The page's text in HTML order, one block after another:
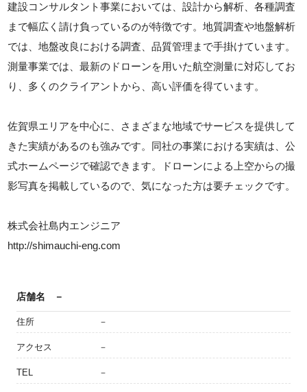
建設コンサルタント事業においては、設計から解析、各種調査
まで幅広く請け負っているのが特徴です。地質調査や地盤解析
では、地盤改良における調査、品質管理まで手掛けています。
測量事業では、最新のドローンを用いた航空測量に対応してお
り、多くのクライアントから、高い評価を得ています。
佐賀県エリアを中心に、さまざまな地域でサービスを提供して
きた実績があるのも強みです。同社の事業における実績は、公
式ホームページで確認できます。ドローンによる上空からの撮
影写真を掲載しているので、気になった方は要チェックです。
株式会社島内エンジニア
http://shimauchi-eng.com
店舗名 －
住所 －
アクセス －
TEL －